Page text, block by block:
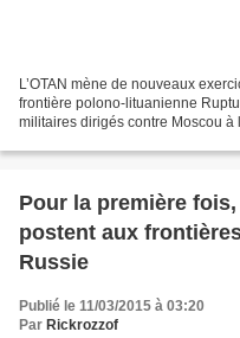
L’OTAN mène de nouveaux
frontière polono-lituanienne
militaires dirigés contre Moscou
Pour la première
postent aux
Russie
Publié le 11/03/2015 à 03:20
Par Rickrozzof